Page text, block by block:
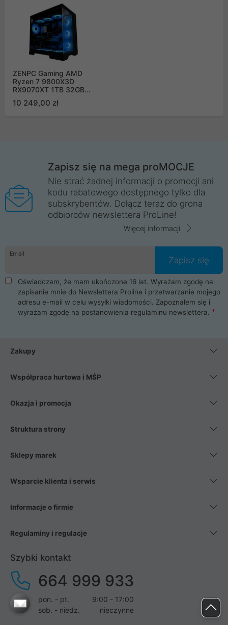
ZENPC Gaming AMD
Ryzen 7 9800X3D
RX9070XT 1TB 32GB
10 249,00 zł
Zapisz się na mega proMOCJE
Nie strać żadnej informacji o promocji ani
kodu rabatowego dostępnego tylko dla
subskrybentów. Dołącz teraz do grona
odbiorców newslettera ProLine!
Więcej informacji
Email
Zapisz się
Oświadczam, że mam ukończone 16 lat. Wyrażam zgodę na
zapisanie mnie do Newslettera Proline i przetwarzanie mojego
adresu e-mail w celu wysyłki wiadomości. Zapoznałem się i
wyrażam zgodę na postanowienia regulaminu newslettera.
Zakupy
Współpraca hurtowa i MŚP
Okazja i promocja
Struktura strony
Sklepy marek
Wsparcie klienta i serwis
Informacje o firmie
Regulaminy i regulacje
Szybki kontakt
664 999 933
pon. - pt.
9:00 - 17:00
sob. - niedz.
nieczynne